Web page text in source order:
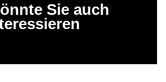
Sie auch